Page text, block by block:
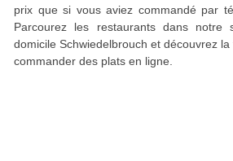
prix que si vous aviez commandé par
Parcourez les restaurants dans notre
domicile Schwiedelbrouch et découvrez
commander des plats en ligne.